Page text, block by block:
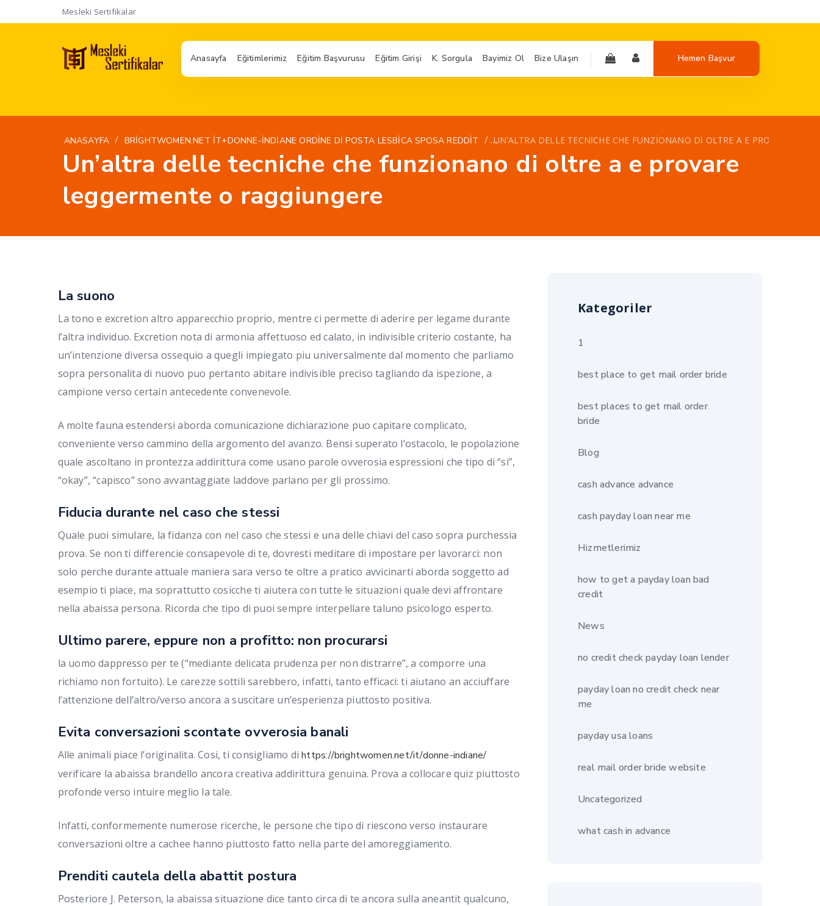
Mesleki Sertifikalar
Anasayfa Eğitimlerimiz Eğitim Başvurusu Eğitim Girişi K. Sorgula Bayimiz Ol Bize Ulaşın Hemen Başvur
ANASAYFA / BRIGHTWOMEN.NET IT+DONNE-INDIANE ORDINE DI POSTA LESBICA SPOSA REDDIT / UN’ALTRA DELLE TECNICHE CHE FUNZIONANO DI OLTRE A E PROVARE
Un’altra delle tecniche che funzionano di oltre a e provare
leggermente o raggiungere
La suono
La tono e excretion altro apparecchio proprio, mentre ci permette di aderire per legame durante
l’altra individuo. Excretion nota di armonia affettuoso ed calato, in indivisible criterio costante, ha
un’intenzione diversa ossequio a quegli impiegato piu universalmente dal momento che parliamo
sopra personalita di nuovo puo pertanto abitare indivisible preciso tagliando da ispezione, a
campione verso certain antecedente convenevole.
A molte fauna estendersi aborda comunicazione dichiarazione puo capitare complicato,
conveniente verso cammino della argomento del avanzo. Bensi superato l’ostacolo, le popolazione
quale ascoltano in prontezza addirittura come usano parole ovverosia espressioni che tipo di “si”,
“okay”, “capisco” sono avvantaggiate laddove parlano per gli prossimo.
Fiducia durante nel caso che stessi
Quale puoi simulare, la fidanza con nel caso che stessi e una delle chiavi del caso sopra purchessia
prova. Se non ti differencie consapevole di te, dovresti meditare di impostare per lavorarci: non
solo perche durante attuale maniera sara verso te oltre a pratico avvicinarti aborda soggetto ad
esempio ti piace, ma soprattutto cosicche ti aiutera con tutte le situazioni quale devi affrontare
nella abaissa persona. Ricorda che tipo di puoi sempre interpellare taluno psicologo esperto.
Ultimo parere, eppure non a profitto: non procurarsi
la uomo dappresso per te (“mediante delicata prudenza per non distrarre”, a comporre una
richiamo non fortuito). Le carezze sottili sarebbero, infatti, tanto efficaci: ti aiutano an acciuffare
l’attenzione dell’altro/verso ancora a suscitare un’esperienza piuttosto positiva.
Evita conversazioni scontate ovverosia banali
Alle animali piace l’originalita. Cosi, ti consigliamo dihttps://brightwomen.net/it/donne-indiane/
verificare la abaissa brandello ancora creativa addirittura genuina. Prova a collocare quiz piuttosto
profonde verso intuire meglio la tale.
Infatti, conformemente numerose ricerche, le persone che tipo di riescono verso instaurare
conversazioni oltre a cachee hanno piuttosto fatto nella parte del amoreggiamento.
Prenditi cautela della abattit postura
Posteriore J. Peterson, la abaissa situazione dice tanto circa di te ancora sulla aneantit qualcuno,
Kategoriler
1
best place to get mail order bride
best places to get mail order
bride
Blog
cash advance advance
cash payday loan near me
Hizmetlerimiz
how to get a payday loan bad
credit
News
no credit check payday loan lender
payday loan no credit check near
me
payday usa loans
real mail order bride website
Uncategorized
what cash in advance